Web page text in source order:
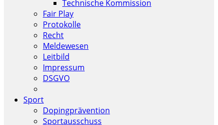
Technische Kommission
Fair Play
Protokolle
Recht
Meldewesen
Leitbild
Impressum
DSGVO
Sport
Dopingprävention
Sportausschuss